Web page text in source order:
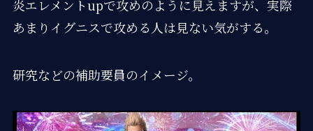
炎エレメントupで攻めのように見えますが、実際
あまりイグニスで攻める人は見ない気がする。
研究などの補助要員のイメージ。